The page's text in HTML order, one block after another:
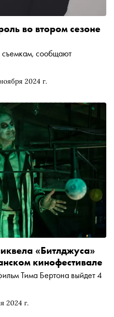
2024 г.
во втором сезоне
съемкам, сообщают
2024 г.
«Битлджуса»
кинофестивале
Тима Бертона выйдет 4